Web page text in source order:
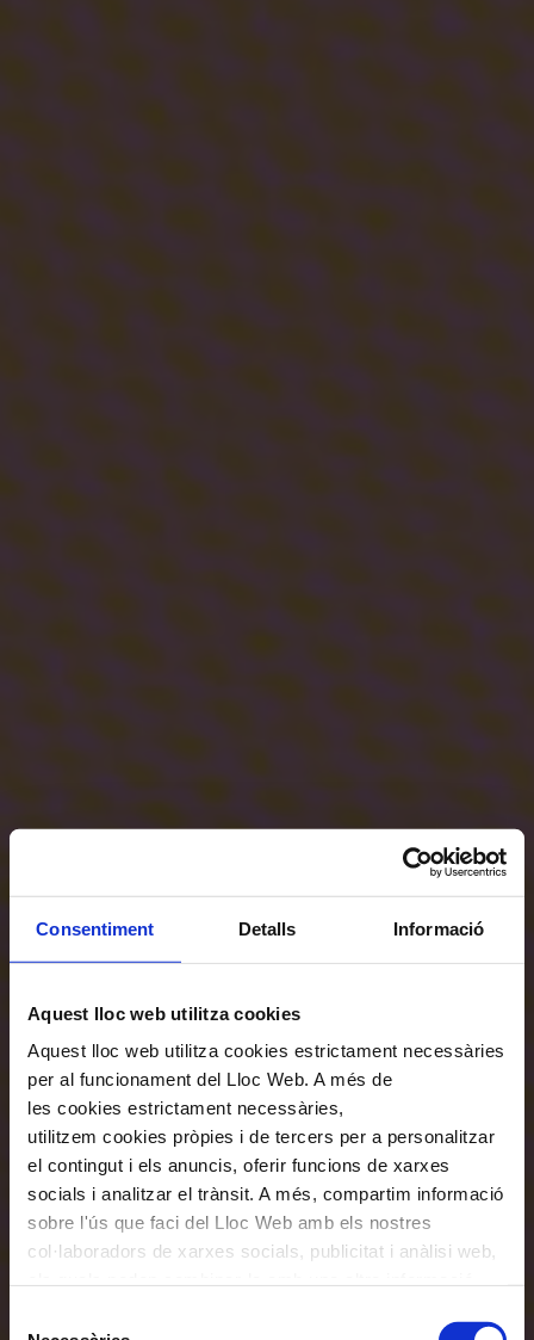
Consentiment Detalls Informació
Aquest lloc web utilitza cookies
Aquest lloc web utilitza cookies estrictament necessàries
per al funcionament del Lloc Web. A més de
les cookies estrictament necessàries,
utilitzem cookies pròpies i de tercers per a personalitzar
el contingut i els anuncis, oferir funcions de xarxes
socials i analitzar el trànsit. A més, compartim informació
sobre l'ús que faci del Lloc Web amb els nostres
col·laboradors de xarxes socials, publicitat i anàlisi web,